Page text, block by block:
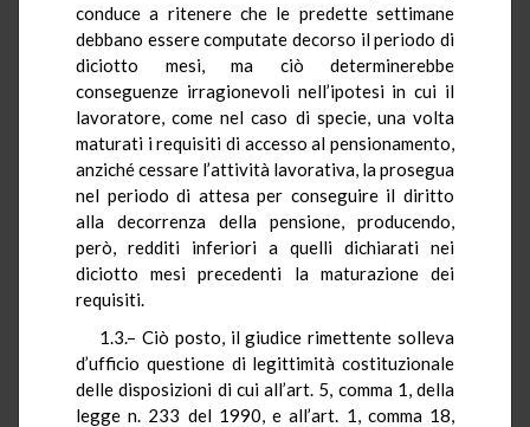
conduce a ritenere che le predette settimane
debbano essere computate decorso il periodo di
diciotto mesi, ma ciò determinerebbe
conseguenze irragionevoli nell’ipotesi in cui il
lavoratore, come nel caso di specie, una volta
maturati i requisiti di accesso al pensionamento,
anziché cessare l’attività lavorativa, la prosegua
nel periodo di attesa per conseguire il diritto
alla decorrenza della pensione, producendo,
però, redditi inferiori a quelli dichiarati nei
diciotto mesi precedenti la maturazione dei
requisiti.
1.3.– Ciò posto, il giudice rimettente solleva
d’ufficio questione di legittimità costituzionale
delle disposizioni di cui all’art. 5, comma 1, della
legge n. 233 del 1990, e all’art. 1, comma 18,